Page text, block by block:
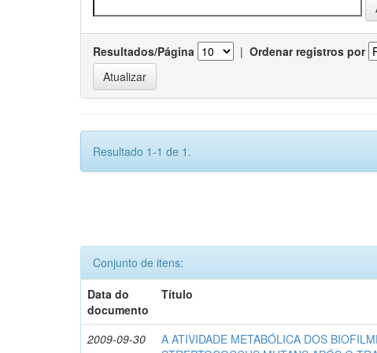
Resultados/Página | Ordenar registros por
Resultado 1-1 de 1.
Conjunto de itens:
Data do
documento
Título
2009-09-30
A ATIVIDADE METABÓLICA DOS